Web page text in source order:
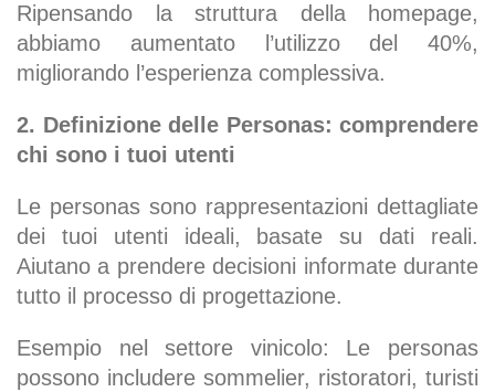
Ripensando la struttura della homepage,
abbiamo aumentato l’utilizzo del 40%,
migliorando l’esperienza complessiva.
2. Definizione delle Personas: comprendere
chi sono i tuoi utenti
Le personas sono rappresentazioni dettagliate
dei tuoi utenti ideali, basate su dati reali.
Aiutano a prendere decisioni informate durante
tutto il processo di progettazione.
Esempio nel settore vinicolo: Le personas
possono includere sommelier, ristoratori, turisti